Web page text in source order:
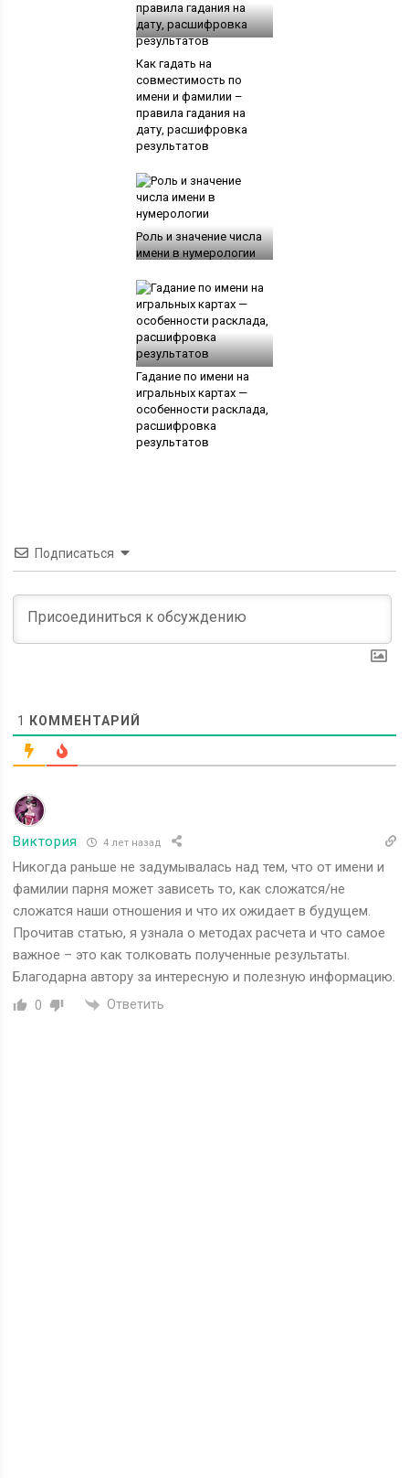
Как гадать на
совместимость по
имени и фамилии –
правила гадания на
дату, расшифровка
результатов
Роль и значение числа
имени в нумерологии
Гадание по имени на
игральных картах —
особенности расклада,
расшифровка
результатов
Подписаться
1 КОММЕНТАРИЙ
Виктория 4 лет назад
Никогда раньше не задумывалась над тем, что от имени и
фамилии парня может зависеть то, как сложатся/не
сложатся наши отношения и что их ожидает в будущем.
Прочитав статью, я узнала о методах расчета и что самое
важное – это как толковать полученные результаты.
Благодарна автору за интересную и полезную информацию.
0 Ответить